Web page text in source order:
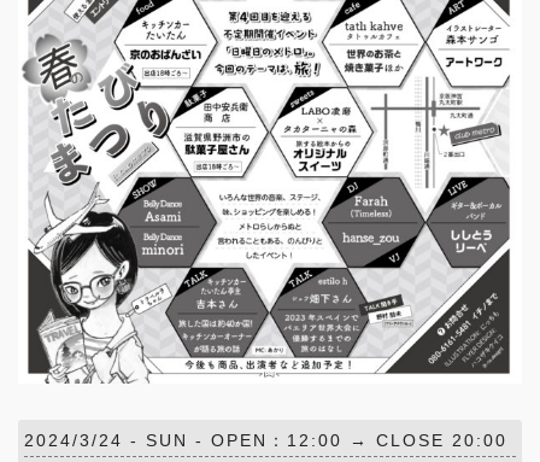
2024/3/24 - SUN - OPEN：12:00 → CLOSE 20:00